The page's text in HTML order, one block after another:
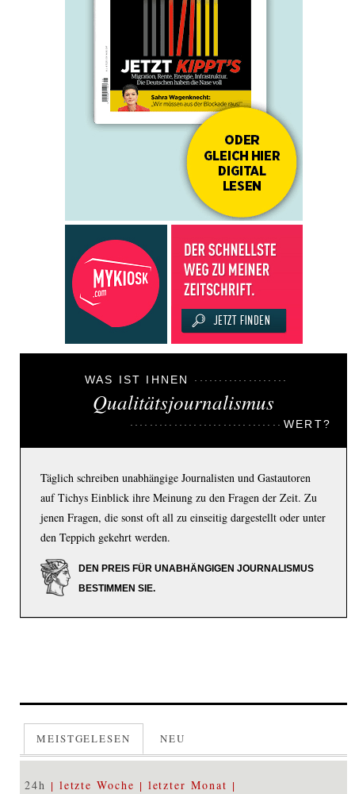
WAS IST IHNEN
Qualitätsjournalismus
WERT?
Täglich schreiben unabhängige Journalisten und Gastautoren
auf Tichys Einblick ihre Meinung zu den Fragen der Zeit. Zu
jenen Fragen, die sonst oft all zu einseitig dargestellt oder unter
den Teppich gekehrt werden.
DEN PREIS FÜR UNABHÄNGIGEN JOURNALISMUS
BESTIMMEN SIE.
MEISTGELESEN NEU
24h letzte Woche letzter Monat